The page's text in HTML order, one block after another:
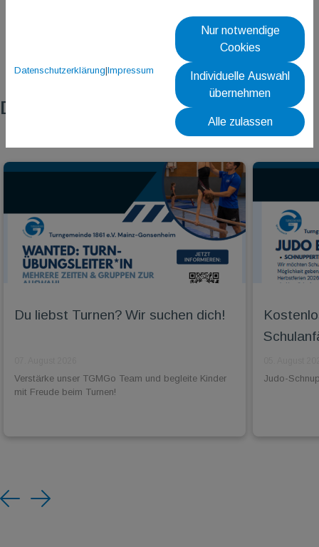
Das könnte dich auch interessieren
Du liebst Turnen? Wir suchen dich!
Verstärke unser TGMGo Team und begleite Kinder
mit Freude beim Turnen!
Judo-
Previous
Next
Datenschutzerklärung|Impressum
Nur notwendige
Cookies
Individuelle Auswahl
übernehmen
Alle zulassen